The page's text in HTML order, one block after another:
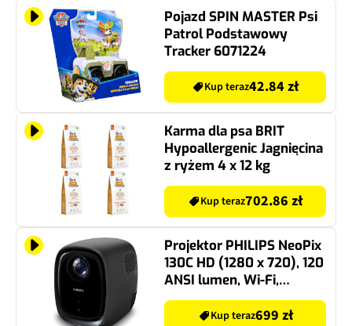
Pojazd SPIN MASTER Psi
Patrol Podstawowy
Tracker 6071224
Kup teraz42.84 zł
Karma dla psa BRIT
Hypoallergenic Jagnięcina
z ryżem 4 x 12 kg
Kup teraz702.86 zł
Projektor PHILIPS NeoPix
130C HD (1280 x 720), 120
ANSI lumen, Wi-Fi,
Bluetooth
Kup teraz699 zł